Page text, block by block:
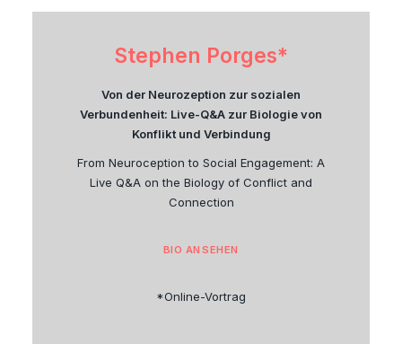
Stephen Porges*
Von der Neurozeption zur sozialen
Verbundenheit: Live-Q&A zur Biologie von
Konflikt und Verbindung
From Neuroception to Social Engagement: A
Live Q&A on the Biology of Conflict and
Connection
BIO ANSEHEN
*Online-Vortrag